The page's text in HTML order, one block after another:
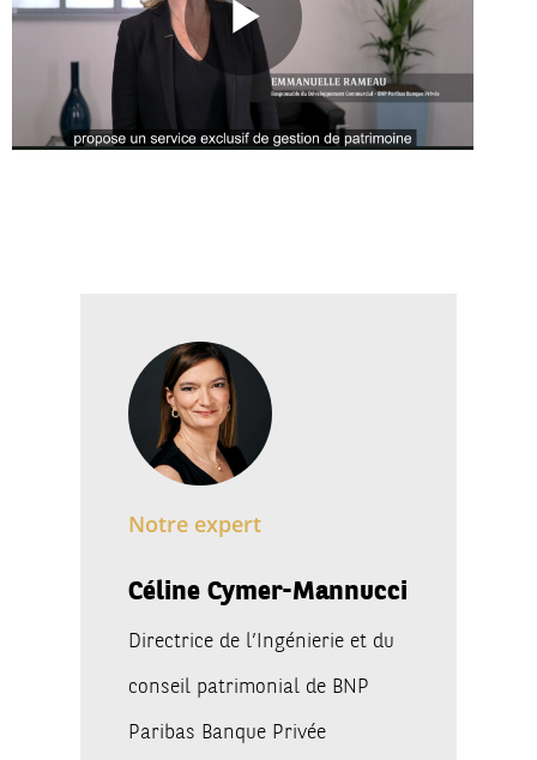
Notre expert
Céline Cymer-Mannucci
Directrice de l’Ingénierie et du
conseil patrimonial de BNP
Paribas Banque Privée